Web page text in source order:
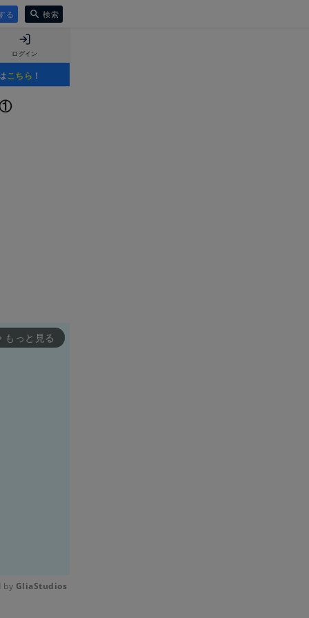
る 検索
ログイン
こちら ！
①
もっと見る
by GliaStudios